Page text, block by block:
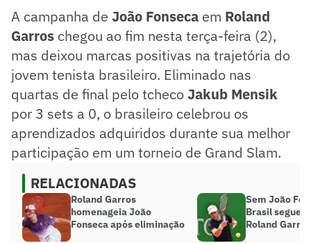
A campanha de João Fonseca em Roland
Garros chegou ao fim nesta terça-feira (2),
mas deixou marcas positivas na trajetória do
jovem tenista brasileiro. Eliminado nas
quartas de final pelo tchecoJakub Mensik
por 3 sets a 0, o brasileiro celebrou os
aprendizados adquiridos durante sua melhor
participação em um torneio de Grand Slam.
RELACIONADAS
Roland Garros
homenageia João
Fonseca após eliminação
Sem João
Brasil segue
Roland